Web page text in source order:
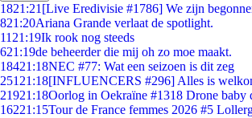
1821:21 [Live Eredivisie #1786] We zijn
821:20Ariana Grande verlaat de spotlight.
11 21:19Ik rook nog steeds
621:19de beheerder die mij oh zo moe maakt.
18421:18NEC #77: Wat een seizoen is dit zeg
251 21:18[INFLUENCERS #296] Alles is
21921:18Oorlog in Oekraïne #1318 Drone baby
16221:15Tour de France femmes 2026 #5